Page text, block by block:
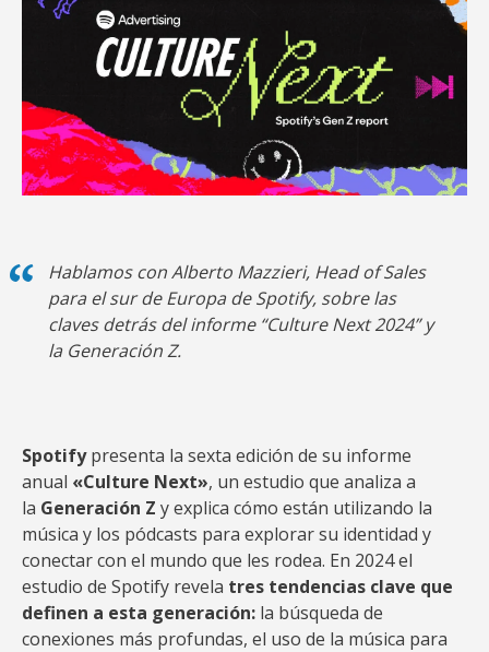
Hablamos con Alberto Mazzieri, Head of Sales
para el sur de Europa de Spotify, sobre las
claves detrás del informe “Culture Next 2024” y
la Generación Z.
Spotifypresenta la sexta edición de su informe
anual «Culture Next», un estudio que analiza a
la Generación Z y explica cómo están utilizando la
música y los pódcasts para explorar su identidad y
conectar con el mundo que les rodea. En 2024 el
estudio de Spotify revela tres tendencias clave que
definen a esta generación: la búsqueda de
conexiones más profundas, el uso de la música para